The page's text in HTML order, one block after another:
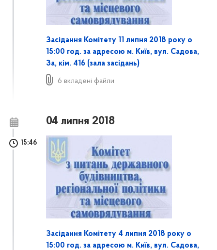
Засідання Комітету 11 липня 2018 року о
15:00 год. за адресою м. Київ, вул. Садова,
3а, кім. 416 (залa засідань)
6 вкладені файли
04 липня 2018
15:46
Засідання Комітету 4 липня 2018 року о
15:00 год. за адресою м. Київ, вул. Садова,